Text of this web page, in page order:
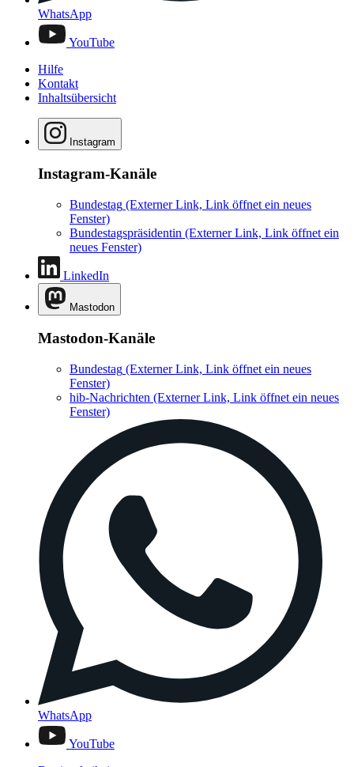
WhatsApp
YouTube
Hilfe
Kontakt
Inhaltsübersicht
Instagram
Instagram-Kanäle
Bundestag (Externer Link, Link öffnet ein neues
Fenster)
Bundestagspräsidentin (Externer Link, Link öffnet ein
neues Fenster)
LinkedIn
Mastodon
Mastodon-Kanäle
Bundestag (Externer Link, Link öffnet ein neues
Fenster)
hib-Nachrichten (Externer Link, Link öffnet ein neues
Fenster)
WhatsApp
YouTube